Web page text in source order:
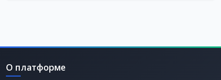
О платформе